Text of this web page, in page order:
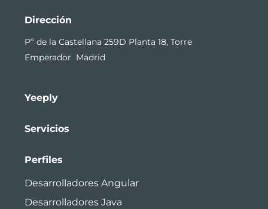
Dirección
Pº de la Castellana 259D Planta 18, Torre
Emperador Madrid
Yeeply
Servicios
Perfiles
Desarrolladores Angular
Desarrolladores Java